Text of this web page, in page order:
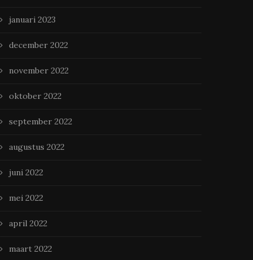
januari 2023
december 2022
november 2022
oktober 2022
september 2022
augustus 2022
juni 2022
mei 2022
april 2022
maart 2022